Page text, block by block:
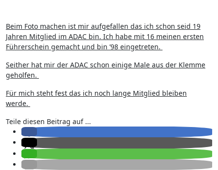
Beim Foto machen ist mir aufgefallen das ich schon seid 19
Jahren Mitglied im ADAC bin. Ich habe mit 16 meinen ersten
Führerschein gemacht und bin ’98 eingetreten.
Seither hat mir der ADAC schon einige Male aus der Klemme
geholfen.
Für mich steht fest das ich noch lange Mitglied bleiben
werde.
Teile diesen Beitrag auf ...